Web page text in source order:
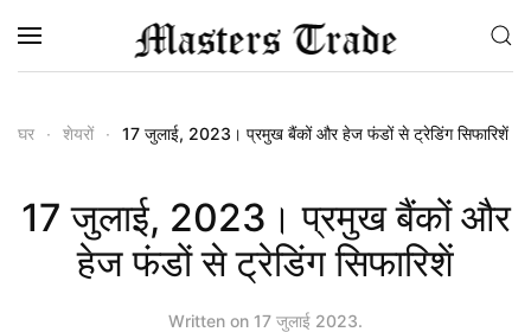
Skip to main content
घर शेयरों 17 जुलाई, 2023। प्रमुख बैंकों और हेज फंडों से ट्रेडिंग सिफारिशें
17 जुलाई, 2023। प्रमुख बैंकों और
हेज फंडों से ट्रेडिंग सिफारिशें
Written on 17 जुलाई 2023.